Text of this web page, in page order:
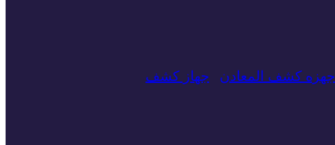
​أجهزه كشف المعادن
جهاز كشف